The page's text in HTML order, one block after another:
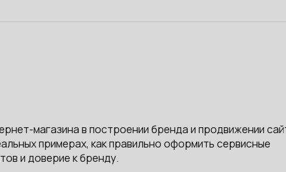
магазина в построении бренда и продвижении
примерах, как правильно оформить сервисные
и доверие к бренду.